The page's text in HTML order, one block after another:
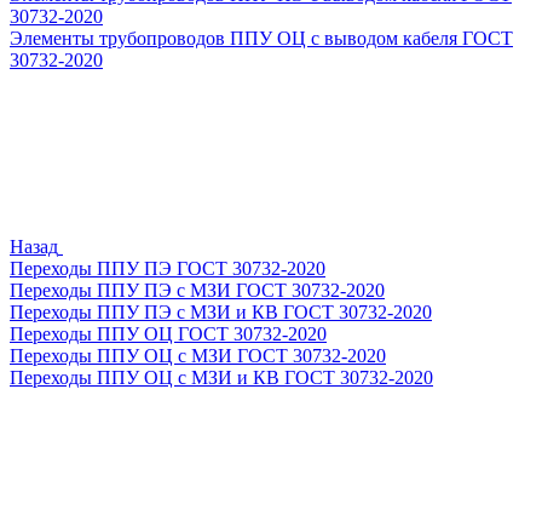
30732-2020
Элементы трубопроводов ППУ ОЦ с выводом кабеля ГОСТ
30732-2020
Назад
Переходы ППУ ПЭ ГОСТ 30732-2020
Переходы ППУ ПЭ с МЗИ ГОСТ 30732-2020
Переходы ППУ ПЭ с МЗИ и КВ ГОСТ 30732-2020
Переходы ППУ ОЦ ГОСТ 30732-2020
Переходы ППУ ОЦ с МЗИ ГОСТ 30732-2020
Переходы ППУ ОЦ с МЗИ и КВ ГОСТ 30732-2020